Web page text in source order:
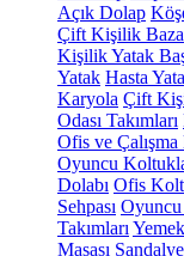
Açık Dolap
Çift Kişilik Baza
Kişilik Yatak
Yatak Hasta
Karyola Çift
Odası Takımları
Ofis ve
Oyuncu
Dolabı Ofis
Sehpası Oyuncu
Takımları
Masası